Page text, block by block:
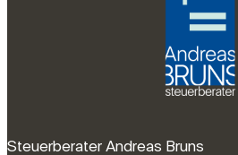
Steuerberater Andreas Bruns